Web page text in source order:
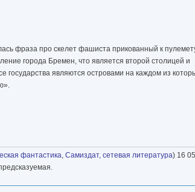
фраза про скелет фашиста прикованный к
города Бремен, что является второй столицей и
государства являются островами на каждом из
фантастика, Самиздат, сетевая литература) 16 05